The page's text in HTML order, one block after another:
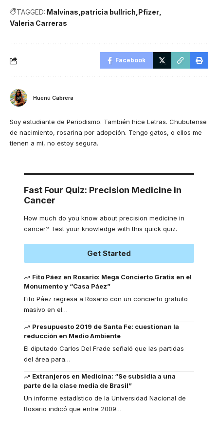
TAGGED: Malvinas patricia bullrich Pfizer
Valeria Carreras
Facebook
Huenú Cabrera
Soy estudiante de Periodismo. También hice Letras. Chubutense
de nacimiento, rosarina por adopción. Tengo gatos, o ellos me
tienen a mí, no estoy segura.
Fast Four Quiz: Precision Medicine in
Cancer
How much do you know about precision medicine in
cancer? Test your knowledge with this quick quiz.
Get Started
Fito Páez en Rosario: Mega Concierto Gratis en el
Monumento y “Casa Páez”
Fito Páez regresa a Rosario con un concierto gratuito
masivo en el…
Presupuesto 2019 de Santa Fe: cuestionan la
reducción en Medio Ambiente
El diputado Carlos Del Frade señaló que las partidas
del área para…
Extranjeros en Medicina: “Se subsidia a una
parte de la clase media de Brasil”
Un informe estadístico de la Universidad Nacional de
Rosario indicó que entre 2009…